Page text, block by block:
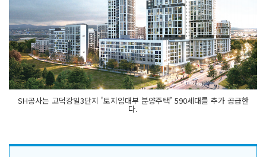
SH공사는 고덕강일3단지 '토지임대부 분양주택’ 590세대를 추가 공급한
다.